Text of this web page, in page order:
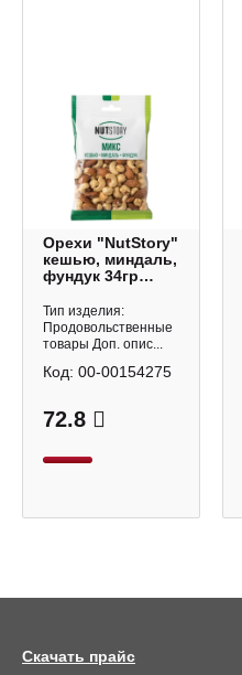
Орехи "NutStory"
кешью, миндаль,
фундук 34гр
Тип изделия:
Продовольственные
товары Доп. опис...
72.8
Код: 00-00154275
Скачать прайс